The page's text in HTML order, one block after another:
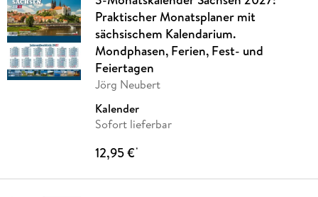
Praktischer Monatsplaner mit
sächsischem Kalendarium.
Mondphasen, Ferien, Fest- und
Feiertagen
Jörg Neubert
Kalender
Sofort lieferbar
12,95 €*